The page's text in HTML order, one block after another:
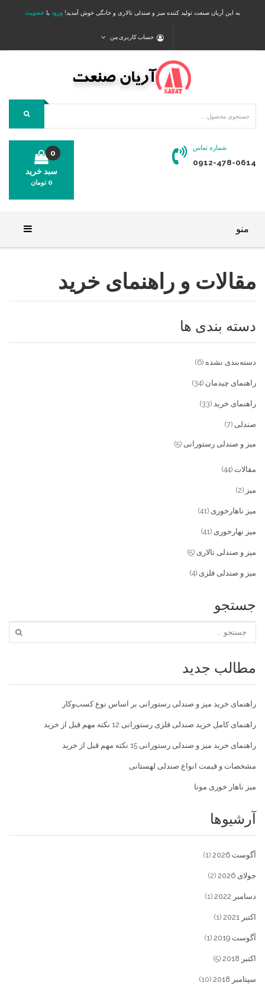
به این آریان صنعت تولید کننده میز و صندلی تالاری و خانگی خوش آمدید! ورود یا عضویت
حساب کاربری من
شماره تماس
0912-478-0614
سبد خرید
0
0 تومان
منو
فروشگاه
میز و صندلی خانگی
تماس با ما
خدمات
تماس با ما
سوالات متداول
پیش پرداخت
مقالات و راهنمای خرید
دسته بندی ها
دسته‌بندی نشده (6)
راهنمای چیدمان (34)
راهنمای خرید (33)
صندلی (7)
میز و صندلی رستورانی (5)
مقالات (44)
میز (2)
میز ناهارخوری (41)
میز نهارخوری (41)
میز و صندلی تالاری (5)
میز و صندلی فلزی (4)
جستجو
مطالب جدید
راهنمای خرید میز و صندلی رستورانی بر اساس نوع کسب‌و‌کار
راهنمای کامل خرید صندلی فلزی رستورانی 12 نکته مهم قبل از خرید
راهنمای خرید میز و صندلی رستورانی 15 نکته مهم قبل از خرید
مشخصات و قیمت انواع صندلی لهستانی
میز ناهار خوری مونا
آرشیوها
آگوست 2026 (1)
جولای 2026 (2)
دسامبر 2022 (1)
اکتبر 2021 (1)
آگوست 2019 (1)
اکتبر 2018 (5)
سپتامبر 2018 (10)